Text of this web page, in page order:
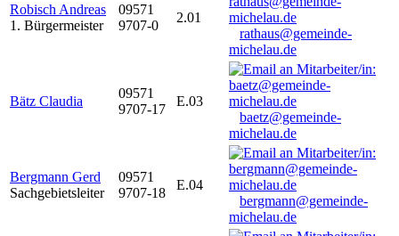
Robisch Andreas
1. Bürgermeister
09571
9707-0
2.01
rathaus@gemeinde-
michelau.de
Bätz Claudia
09571
9707-17
E.03
baetz@gemeinde-
michelau.de
Bergmann Gerd
Sachgebietsleiter
09571
9707-18
E.04
bergmann@gemeinde-
michelau.de